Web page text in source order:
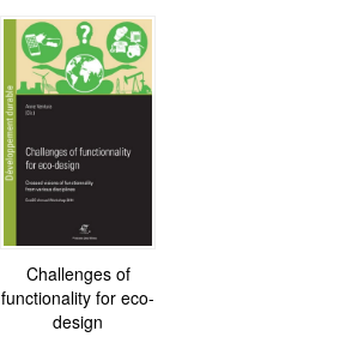
Challenges of
functionality for eco-
design